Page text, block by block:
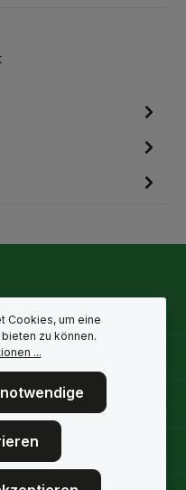
Cookies, um eine
zu können.
...